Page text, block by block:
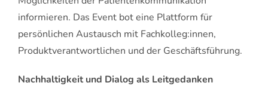
informieren. Das Event bot eine Plattform für
persönlichen Austausch mit Fachkolleg:innen,
Produktverantwortlichen und der Geschäftsführung.
Nachhaltigkeit und Dialog als Leitgedanken